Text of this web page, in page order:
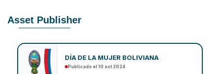
Asset Publisher
DÍA DE LA MUJER BOLIVIANA
Publicado el 10 oct 2024